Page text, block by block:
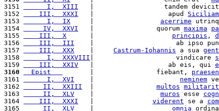
3151
      I,  XIII
|                  tandem
3152
    III,  XXXI
   |                   apud
Siciliam
3153
      I,  IX
acerrime
3154
     IV,  XXVI
   |                quorum
maxima
3155
    III,  X
principis ,
3156
    III,  III
|                     ab ipso
3157
    III,  XXX
Castrum-Iohannis a sua
3158
      I,  XXXVIII
|                     vindicare
3159
    III,  XXIV
   |                   ab eis, qui
3160
  Epist
       |                fiebant,
3161
      I,  XVI
neminem
3162
     II,  XXIII
multos
3163
     II,  XLV
muros esse
3164
    III,  XXXI
viderent se a
3165
     II,  XLV
omnia